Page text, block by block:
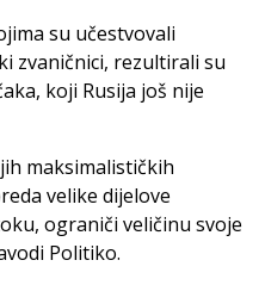
su učestvovali
zvaničnici, rezultirali su
koji Rusija još nije
maksimalističkih
velike dijelove
ograniči veličinu svoje
Politiko.